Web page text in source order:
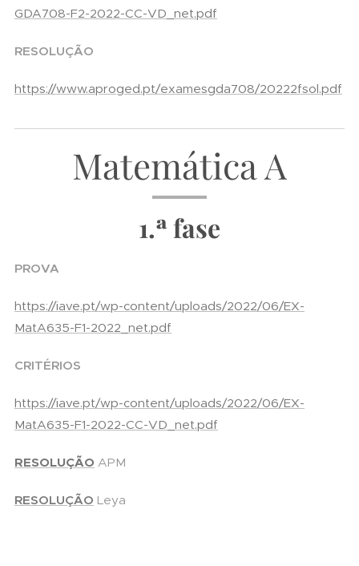
GDA708-F2-2022-CC-VD_net.pdf
RESOLUÇÃO
https://www.aproged.pt/examesgda708/20222fsol.pdf
Matemática A
1.ª fase
PROVA
https://iave.pt/wp-content/uploads/2022/06/EX-
MatA635-F1-2022_net.pdf
CRITÉRIOS
https://iave.pt/wp-content/uploads/2022/06/EX-
MatA635-F1-2022-CC-VD_net.pdf
RESOLUÇÃO APM
RESOLUÇÃO Leya